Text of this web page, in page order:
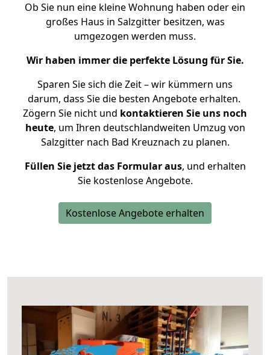
Ob Sie nun eine kleine Wohnung haben oder ein
großes Haus in Salzgitter besitzen, was
umgezogen werden muss.
Wir haben immer die perfekte Lösung für Sie.
Sparen Sie sich die Zeit – wir kümmern uns
darum, dass Sie die besten Angebote erhalten.
Zögern Sie nicht und kontaktieren Sie uns noch
heute, um Ihren deutschlandweiten Umzug von
Salzgitter nach Bad Kreuznach zu planen.
Füllen Sie jetzt das Formular aus, und erhalten
Sie kostenlose Angebote.
Kostenlose Angebote erhalten